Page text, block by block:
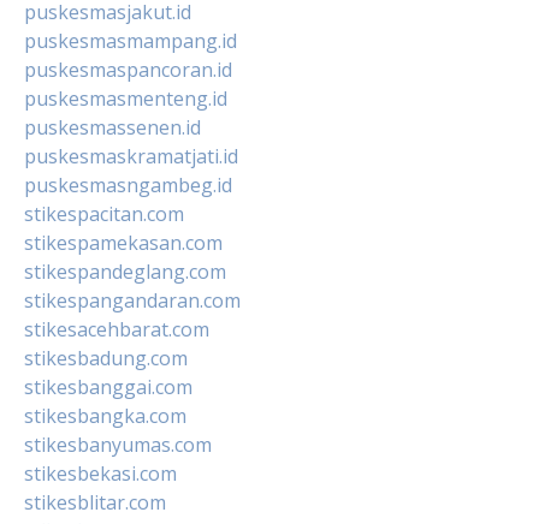
puskesmasjakut.id
puskesmasmampang.id
puskesmaspancoran.id
puskesmasmenteng.id
puskesmassenen.id
puskesmaskramatjati.id
puskesmasngambeg.id
stikespacitan.com
stikespamekasan.com
stikespandeglang.com
stikespangandaran.com
stikesacehbarat.com
stikesbadung.com
stikesbanggai.com
stikesbangka.com
stikesbanyumas.com
stikesbekasi.com
stikesblitar.com